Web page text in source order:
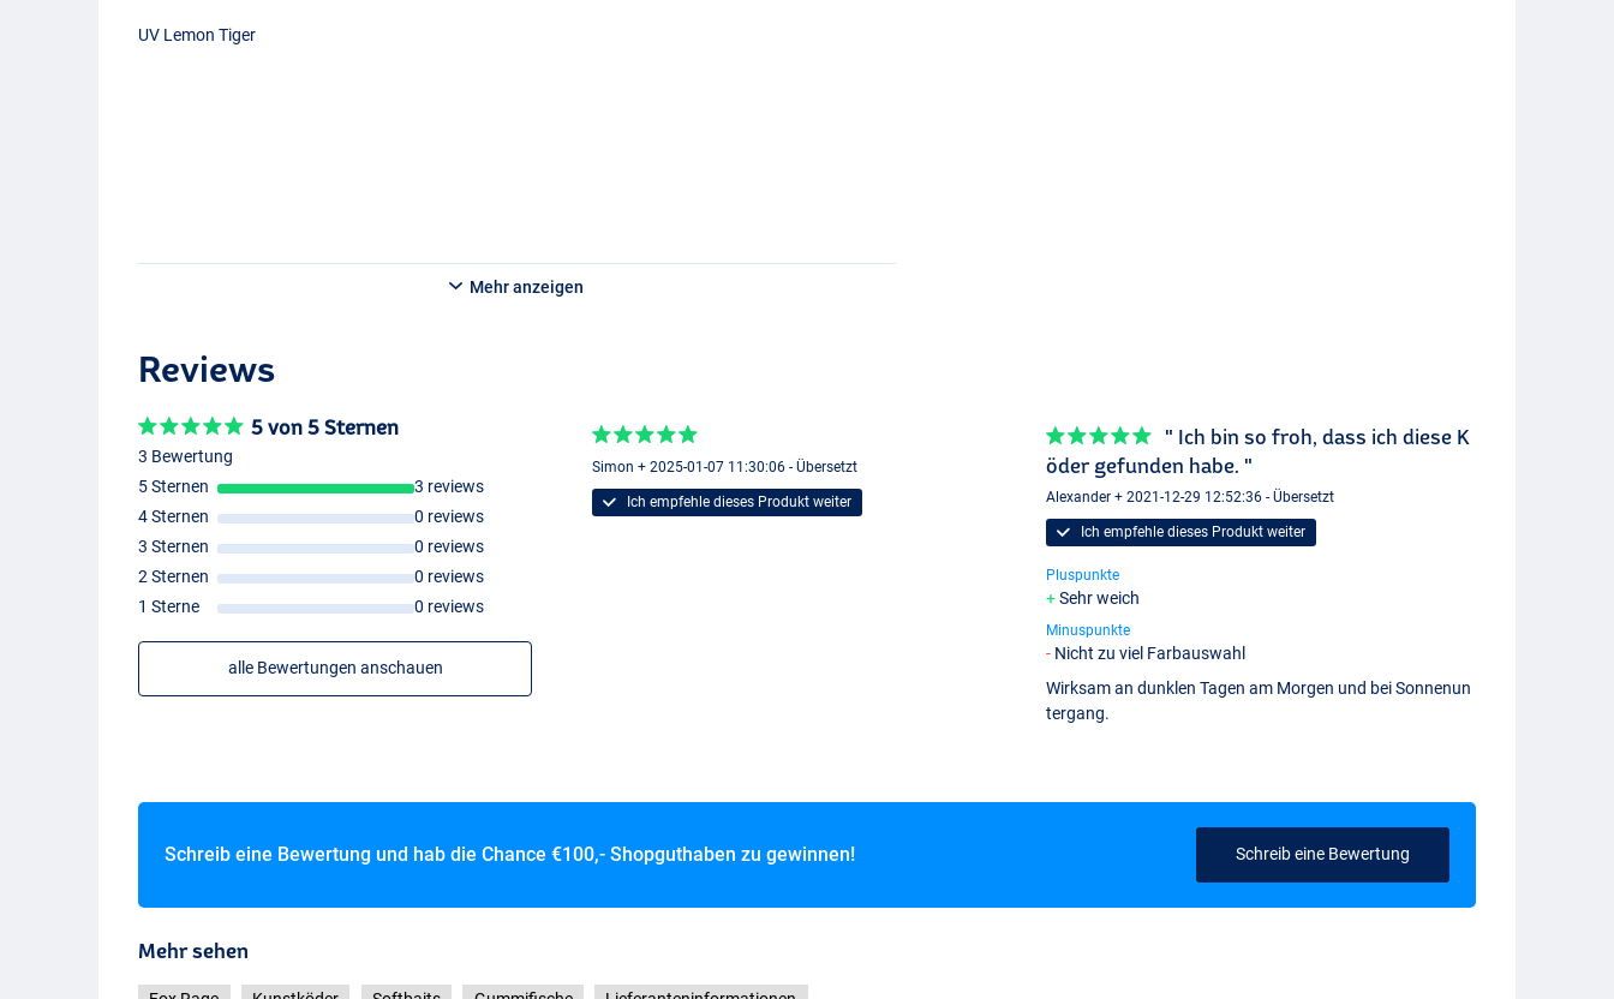
UV Perch
UV Lemon Tiger
UV Stickleback
Mehr anzeigen
Reviews
5 von 5 Sternen
3 Bewertung
5 Sternen
3 reviews
4 Sternen
0 reviews
3 Sternen
0 reviews
2 Sternen
0 reviews
1 Sterne
0 reviews
alle Bewertungen anschauen
Simon + 2025-01-07 11:30:06 - Übersetzt
Ich empfehle dieses Produkt weiter
" Ich bin so froh, dass ich diese K
öder gefunden habe. "
Alexander + 2021-12-29 12:52:36 - Übersetzt
Ich empfehle dieses Produkt weiter
Pluspunkte
Sehr weich
Minuspunkte
Nicht zu viel Farbauswahl
Wirksam an dunklen Tagen am Morgen und bei Sonnenun
tergang.
Schreib eine Bewertung und hab die Chance €100,- Shopguthaben zu gewinnen! Schreib eine Bewertung
Mehr sehen